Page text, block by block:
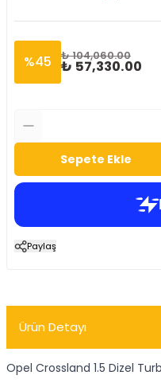
%45 ₺ 104,060.00
₺ 57,330.00
Sepete Ekle
Paylaş
Ürün Detayı
Opel Crossland 1.5 Dizel